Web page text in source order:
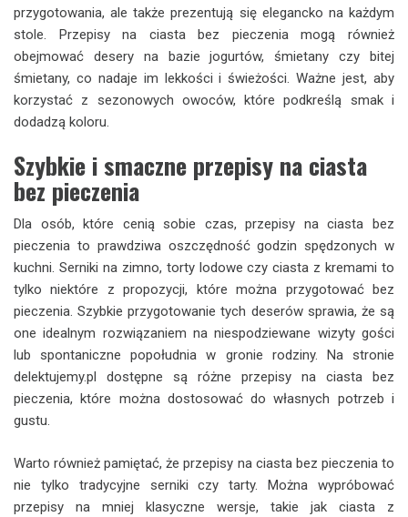
przygotowania, ale także prezentują się elegancko na każdym
stole. Przepisy na ciasta bez pieczenia mogą również
obejmować desery na bazie jogurtów, śmietany czy bitej
śmietany, co nadaje im lekkości i świeżości. Ważne jest, aby
korzystać z sezonowych owoców, które podkreślą smak i
dodadzą koloru.
Szybkie i smaczne przepisy na ciasta
bez pieczenia
Dla osób, które cenią sobie czas, przepisy na ciasta bez
pieczenia to prawdziwa oszczędność godzin spędzonych w
kuchni. Serniki na zimno, torty lodowe czy ciasta z kremami to
tylko niektóre z propozycji, które można przygotować bez
pieczenia. Szybkie przygotowanie tych deserów sprawia, że są
one idealnym rozwiązaniem na niespodziewane wizyty gości
lub spontaniczne popołudnia w gronie rodziny. Na stronie
delektujemy.pl dostępne są różne przepisy na ciasta bez
pieczenia, które można dostosować do własnych potrzeb i
gustu.
Warto również pamiętać, że przepisy na ciasta bez pieczenia to
nie tylko tradycyjne serniki czy tarty. Można wypróbować
przepisy na mniej klasyczne wersje, takie jak ciasta z